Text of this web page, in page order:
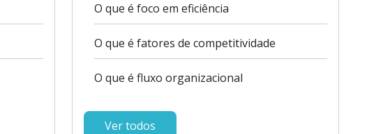
O que é foco em eficiência
O que é fatores de competitividade
O que é fluxo organizacional
Ver todos